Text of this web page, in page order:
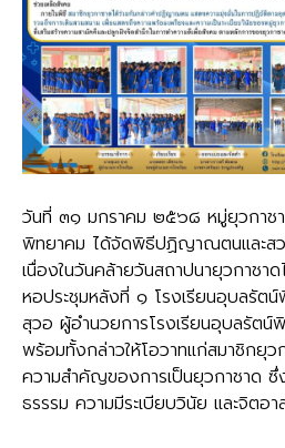
วันที่ ๓๑ มกราคม ๒๕๖๘ หมู่ยุวกาช
พิทยาคม ได้จัดพิธีปฏิญาณตนและส
เนื่องในวันคล้ายวันสถาปนายุวกาช
หอประชุมหลังที่ ๑ โรงเรียนอุบลรัต
สุวอ ผู้อำนวยการโรงเรียนอุบลรัตน์
พร้อมทั้งกล่าวให้โอวาทแก่สมาชิกยุว
ความสำคัญของการเป็นยุวกาชาด
ธรรรม ความมีระเบียบวินัย และจิตอ